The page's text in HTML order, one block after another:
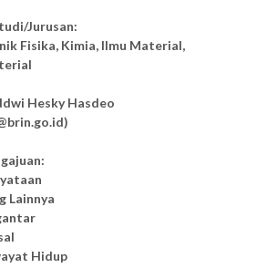
Jurusan:
Fisika, Kimia, Ilmu Material,
Hesky Hasdeo
Lainnya
Hidup